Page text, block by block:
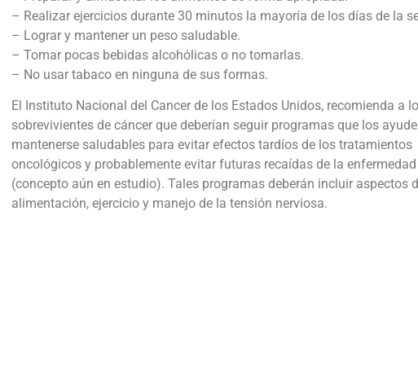
– Realizar ejercicios durante 30 minutos la mayoría de los días de la
– Lograr y mantener un peso saludable.
– Tomar pocas bebidas alcohólicas o no tomarlas.
– No usar tabaco en ninguna de sus formas.
El Instituto Nacional del Cancer de los Estados Unidos, recomienda a
sobrevivientes de cáncer que deberían seguir programas que los
mantenerse saludables para evitar efectos tardíos de los tratamientos
oncológicos y probablemente evitar futuras recaídas de la enfermedad
(concepto aún en estudio). Tales programas deberán incluir aspectos
alimentación, ejercicio y manejo de la tensión nerviosa.